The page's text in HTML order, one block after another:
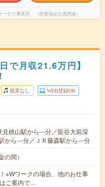
ビス事業部 （医療福祉介護関連）
で月収21.6万円】
残業なし WEB登録OK
桃山駅から---分／龍谷大前深
から---分／ＪＲ藤森駅から---分
の間）
ワークの場合、他のお仕事
ご案内で…